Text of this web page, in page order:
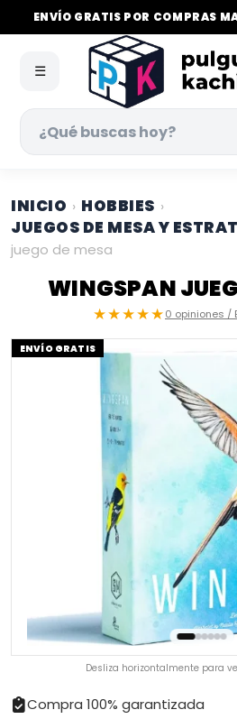
ENVÍO GRATIS POR COMPRAS
☰
INICIO › HOBBIES ›
JUEGOS DE MESA Y
juego de mesa
WINGSPAN
★★★★★0 opiniones /
ENVÍO GRATIS
Desliza horizontalmente para
Compra 100% garantizada